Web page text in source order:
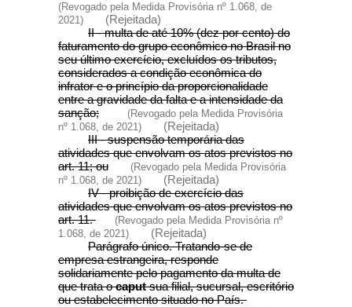
(Revogado pela Medida Provisória nº 1.068, de
2021)
(Rejeitada)
II - multa de até 10% (dez por cento) do
faturamento do grupo econômico no Brasil no
seu último exercício, excluídos os tributos,
considerados a condição econômica do
infrator e o princípio da proporcionalidade
entre a gravidade da falta e a intensidade da
sanção;
(Revogado pela Medida Provisória
nº 1.068, de 2021)
(Rejeitada)
III - suspensão temporária das
atividades que envolvam os atos previstos no
art. 11; ou
(Revogado pela Medida Provisória
nº 1.068, de 2021)
(Rejeitada)
IV - proibição de exercício das
atividades que envolvam os atos previstos no
art. 11.
(Revogado pela Medida Provisória nº
1.068, de 2021)
(Rejeitada)
Parágrafo único. Tratando-se de
empresa estrangeira, responde
solidariamente pelo pagamento da multa de
que trata ocaputsua filial, sucursal, escritório
ou estabelecimento situado no País.